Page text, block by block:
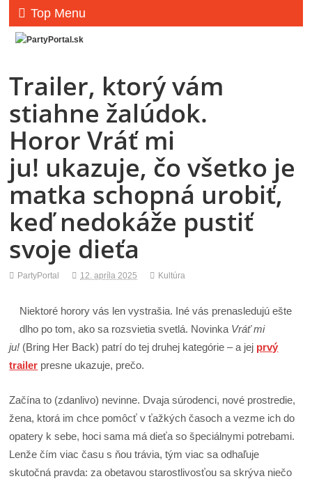
Top Menu
Trailer, ktorý vám
stiahne žalúdok.
Horor Vráť mi
ju! ukazuje, čo všetko je
matka schopná urobiť,
keď nedokáže pustiť
svoje dieťa
PartyPortal 12. apríla 2025 Kultúra
Niektoré horory vás len vystrašia. Iné vás prenasledujú ešte
dlho po tom, ako sa rozsvietia svetlá. Novinka Vráť mi
ju! (Bring Her Back) patrí do tej druhej kategórie – a jej prvý
trailer presne ukazuje, prečo.
Začína to (zdanlivo) nevinne. Dvaja súrodenci, nové prostredie,
žena, ktorá im chce pomôcť v ťažkých časoch a vezme ich do
opatery k sebe, hoci sama má dieťa so špeciálnymi potrebami.
Lenže čím viac času s ňou trávia, tým viac sa odhaľuje
skutočná pravda: za obetavou starostlivosťou sa skrýva niečo